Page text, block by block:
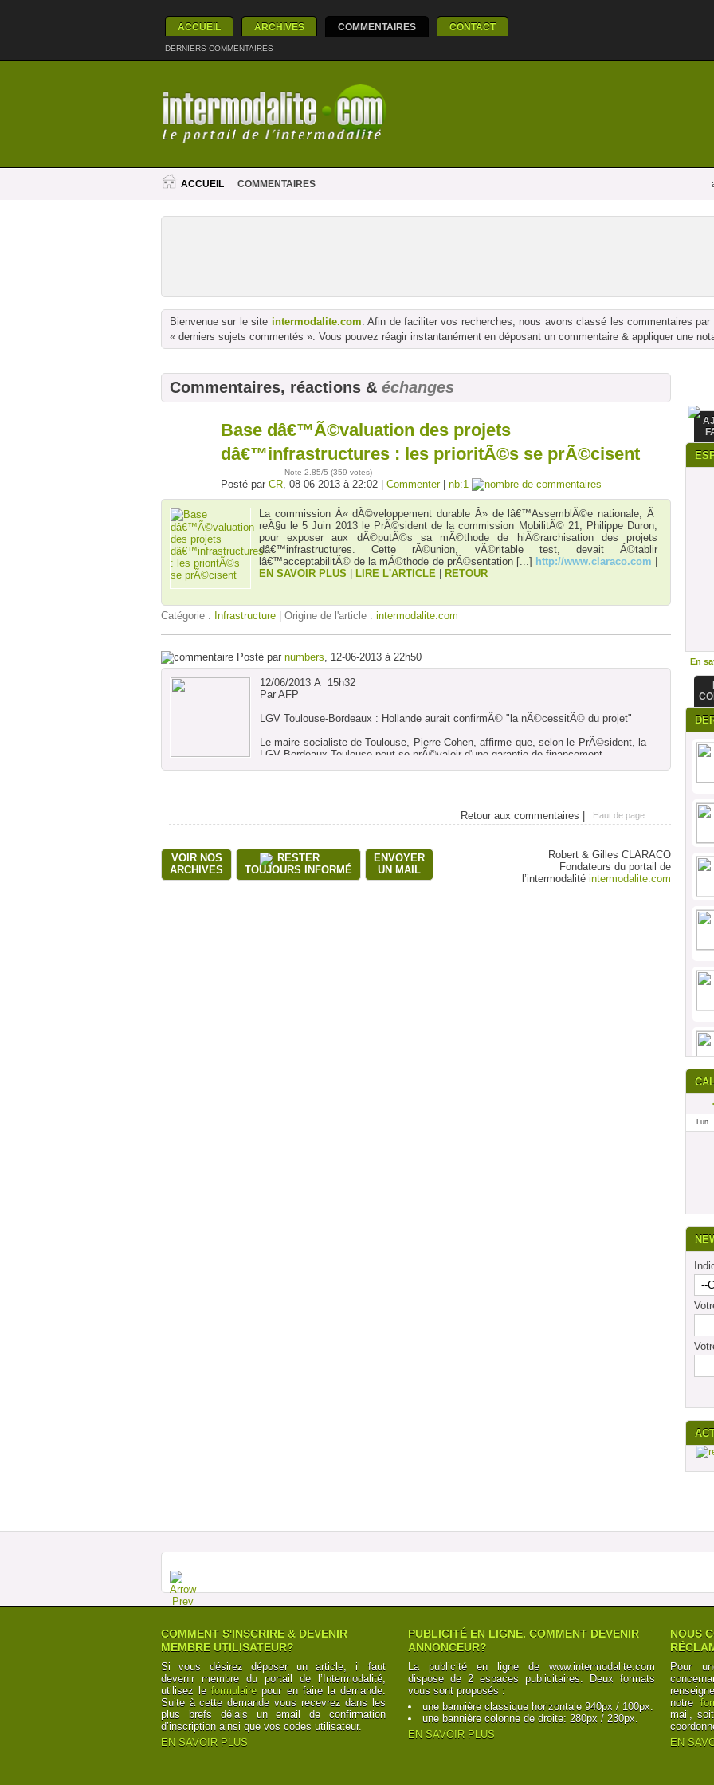
ACCUEIL ARCHIVES COMMENTAIRES CONTACT
DERNIERS COMMENTAIRES
ACCUEIL COMMENTAIRES
Bienvenue sur le site intermodalite.com. Afin de faciliter vos recherches, nous avons classé les commentaires
« derniers sujets commentés ». Vous pouvez réagir instantanément en déposant un commentaire & appliquer une
Commentaires, réactions & échanges
Base dâ€™Ã©valuation des projets
dâ€™infrastructures : les prioritÃ©s se prÃ©cisent
Note 2.85/5 (359 votes)
Posté par CR, 08-06-2013 à 22:02 | Commenter| nb:1
La commission Â« dÃ©veloppement durable Â» de lâ€™AssemblÃ©e nationale, Ã
reÃ§u le 5 Juin 2013 le PrÃ©sident de la commission MobilitÃ© 21, Philippe Duron,
pour exposer aux dÃ©putÃ©s sa mÃ©thode de hiÃ©rarchisation des projets
dâ€™infrastructures. Cette rÃ©union, vÃ©ritable test, devait Ã©tablir
lâ€™acceptabilitÃ© de la mÃ©thode de prÃ©sentation[...] http://www.claraco.com
EN SAVOIR PLUS
LIRE L'ARTICLE RETOUR
Catégorie : Infrastructure | Origine de l'article : intermodalite.com
Posté par numbers, 12-06-2013 à 22h50
12/06/2013 Ã 15h32
Par AFP
LGV Toulouse-Bordeaux : Hollande aurait confirmÃ© "la nÃ©cessitÃ© du projet"
Le maire socialiste de Toulouse, Pierre Cohen, affirme que, selon le PrÃ©sident, la
LGV Bordeaux-Toulouse peut se prÃ©valoir d'une garantie de financement
Avant la remise Ã plat des grands chantiers par l'actuel gouvernement, les travaux
de Bordeaux-Toulouse Ã©taient censÃ©s commencer en 2017 pour une mise en
train de Paris, au lieu de cinq heures vingt au minimum aujourd'hui. (Kluba
Tadeusz)
Le maire socialiste de Toulouse, Pierre Cohen, est sorti ce mercredi d'un entretien
Haut de page
Retour aux commentaires |
VOIR NOS
ARCHIVES
RESTER
TOUJOURS INFORMÉ
ENVOYER
UN MAIL
Robert & Gilles CLARACO
Fondateurs du portail de
l’intermodalité intermodalite.com
En
Lun
COMMENT S'INSCRIRE & DEVENIR
MEMBRE UTILISATEUR?
Si vous désirez déposer un article, il faut
devenir membre du portail de l’Intermodalité,
utilisez leformulaire pour en faire la demande.
Suite à cette demande vous recevrez dans les
plus brefs délais un email de confirmation
d’inscription ainsi que vos codes utilisateur.
EN SAVOIR PLUS
PUBLICITÉ EN LIGNE. COMMENT DEVENIR
ANNONCEUR?
La publicité en ligne de www.intermodalite.com
dispose de 2 espaces publicitaires. Deux formats
vous sont proposés :
une bannière classique horizontale 940px / 100px.
une bannière colonne de droite: 280px / 230px.
EN SAVOIR PLUS
NOUS
Pour
notre
mail,
EN